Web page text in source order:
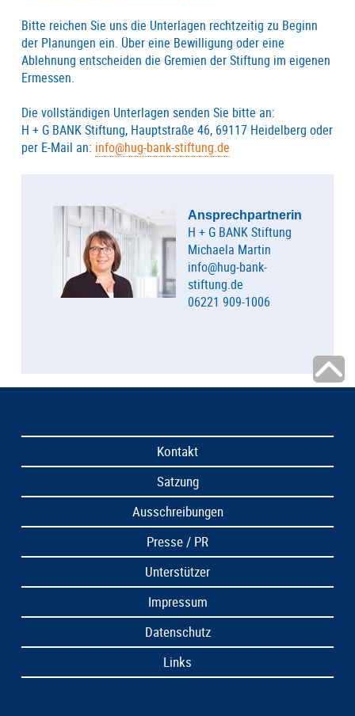
Bitte reichen Sie uns die Unterlagen rechtzeitig zu Beginn
der Planungen ein. Über eine Bewilligung oder eine
Ablehnung entscheiden die Gremien der Stiftung im eigenen
Ermessen.
Die vollständigen Unterlagen senden Sie bitte an:
H + G BANK Stiftung, Hauptstraße 46, 69117 Heidelberg oder
per E-Mail an: info@hug-bank-stiftung.de
Ansprechpartnerin
H + G BANK Stiftung
Michaela Martin
info@hug-bank-
stiftung.de
06221 909-1006
Kontakt
Satzung
Ausschreibungen
Presse / PR
Unterstützer
Impressum
Datenschutz
Links